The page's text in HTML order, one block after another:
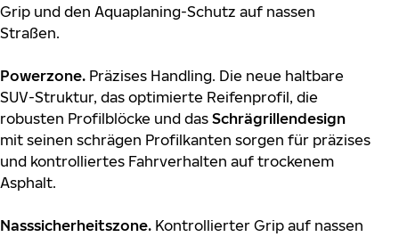
Grip und den Aquaplaning-Schutz auf nassen
Straßen.
Powerzone. Präzises Handling. Die neue haltbare
SUV-Struktur, das optimierte Reifenprofil, die
robusten Profilblöcke und das Schrägrillendesign
mit seinen schrägen Profilkanten sorgen für präzises
und kontrolliertes Fahrverhalten auf trockenem
Asphalt.
Nasssicherheitszone. Kontrollierter Grip auf nassen